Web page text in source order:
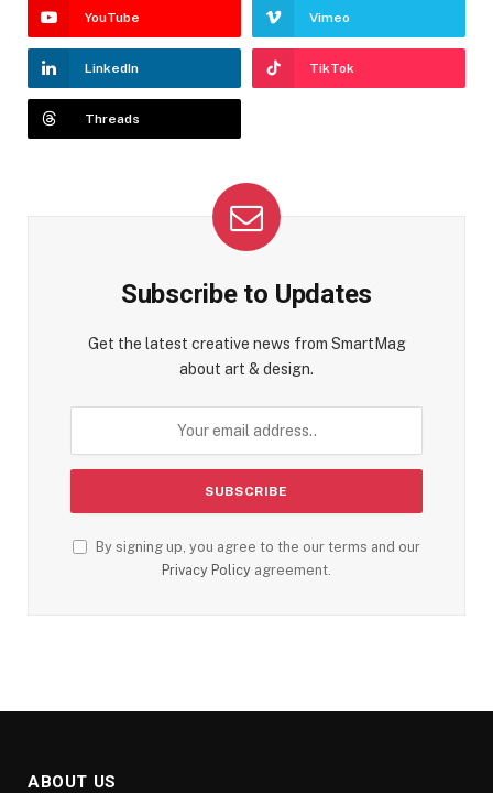
YouTube Vimeo
LinkedIn TikTok
Threads
Subscribe to Updates
Get the latest creative news from SmartMag
about art & design.
By signing up, you agree to the our terms and our
Privacy Policy agreement.
ABOUT US